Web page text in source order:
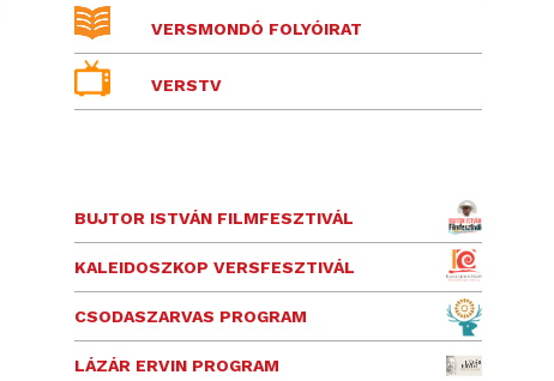
VERSMONDÓ FOLYÓIRAT
VERSTV
BUJTOR ISTVÁN FILMFESZTIVÁL
KALEIDOSZKOP VERSFESZTIVÁL
CSODASZARVAS PROGRAM
LÁZÁR ERVIN PROGRAM